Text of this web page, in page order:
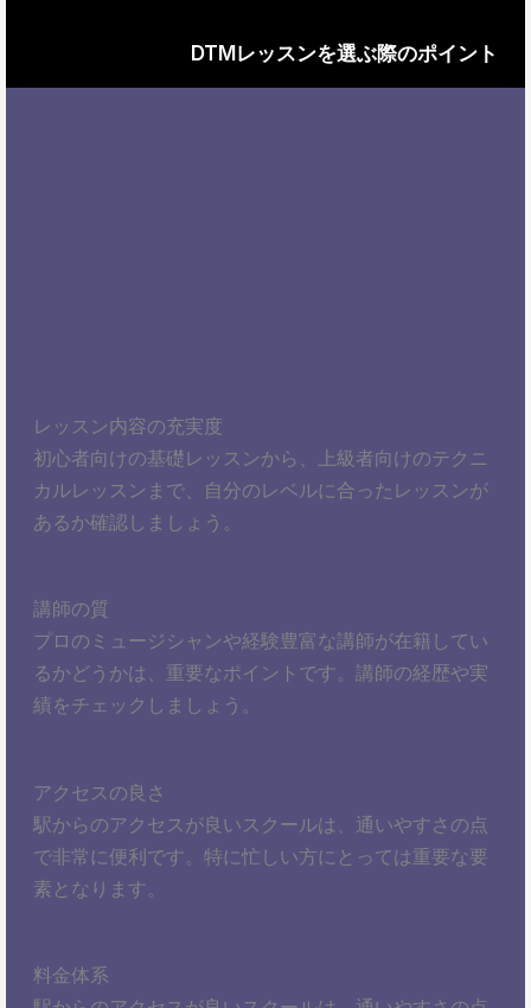
DTMレッスンを選ぶ際のポイント
レッスン内容の充実度
初心者向けの基礎レッスンから、上級者向けのテクニ
カルレッスンまで、自分のレベルに合ったレッスンが
あるか確認しましょう。
講師の質
プロのミュージシャンや経験豊富な講師が在籍してい
るかどうかは、重要なポイントです。講師の経歴や実
績をチェックしましょう。
アクセスの良さ
駅からのアクセスが良いスクールは、通いやすさの点
で非常に便利です。特に忙しい方にとっては重要な要
素となります。
料金体系